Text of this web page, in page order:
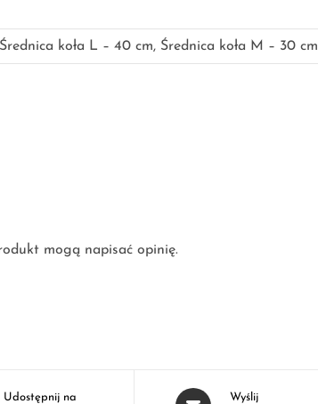
Średnica koła L – 40 cm, Średnica koła M – 30 cm
mogą napisać opinię.
Udostępnij na
Wyślij